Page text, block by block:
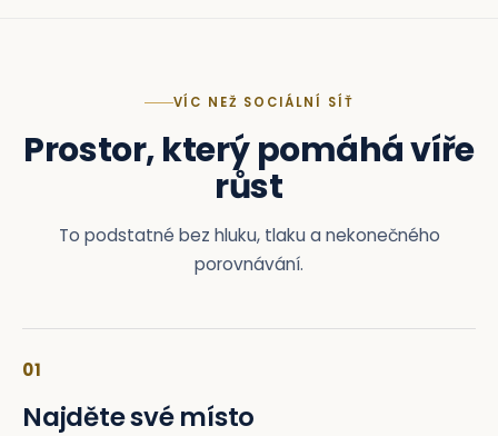
VÍC NEŽ SOCIÁLNÍ SÍŤ
Prostor, který pomáhá víře
růst
To podstatné bez hluku, tlaku a nekonečného
porovnávání.
01
Najděte své místo